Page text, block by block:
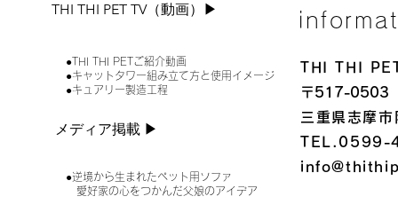
THI THI PET TV（動画）▶︎
●THI THI PETご紹介動画
●キャットタワー組み立て方と使用イメージ
●キュアリー製造工程
メディア掲載 ▶︎
●逆境から生まれたペット用ソファ
愛好家の心をつかんだ父娘のアイデア
THI THI
〒517-0503
三重県志摩
TEL.0599-